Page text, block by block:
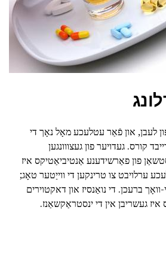
לעבן, און פֿאַר עטלעכע מאָל נאָך די
קורס. געדויער פון געצווונגען
פון פאַרשידענע אַנטיביאַטיקס איז
ערלויבט צו טרינקען די ווייַטער טאָג;
ברעכן. די נואַנסיז און דאקטוירים
איז געשריבן אין די ינסטראַקשאַנז.